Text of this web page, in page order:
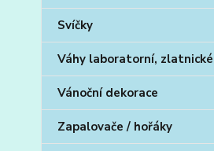
Svíčky
Váhy laboratorní, zlatnické
Vánoční dekorace
Zapalovače / hořáky